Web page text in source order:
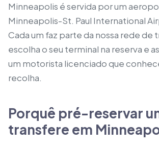
Minneapolis é servida por um
Minneapolis-St. Paul International
Cada um faz parte da nossa rede de
escolha o seu terminal na reserva e
um motorista licenciado que
recolha.
Porquê pré-reservar
transfere em